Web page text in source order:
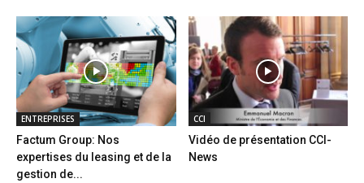
ENTREPRISES
Factum Group: Nos
expertises du leasing et de la
gestion de...
CCI
Vidéo de présentation CCI-
News